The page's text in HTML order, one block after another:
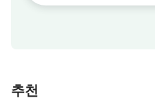
부활한 예수는 제자들
력을 입었느냐? 능력이
추천